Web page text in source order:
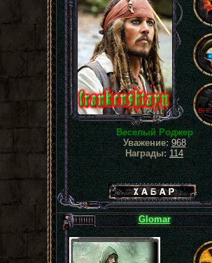
Веселый Роджер
Уважение:968
Награды: 114
Хабар сталкера
Glomar